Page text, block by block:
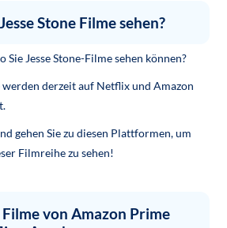
Stone Filme sehen?
Sie Jesse Stone-Filme sehen können?
werden derzeit auf Netflix und Amazon
gehen Sie zu diesen Plattformen, um
Filmreihe zu sehen!
von Amazon Prime